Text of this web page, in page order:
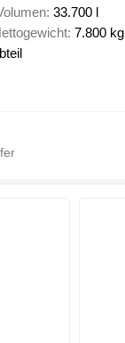
33.700 l
7.800 kg